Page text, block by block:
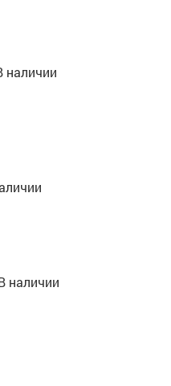
наличии
наличии